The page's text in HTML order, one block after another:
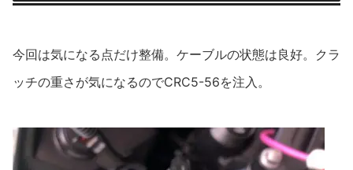
今回は気になる点だけ整備。ケーブルの状態は良好。クラ
ッチの重さが気になるのでCRC5-56を注入。